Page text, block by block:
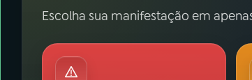
Escolha sua manifestação em